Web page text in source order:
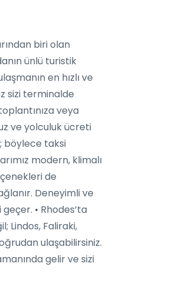
biri olan
ünlü turistik
en hızlı ve
sizi terminalde
veya
ve yolculuk ücreti
böylece taksi
modern, klimalı
de
Deneyimli ve
• Rhodes’ta
Lindos, Faliraki,
ulaşabilirsiniz.
gelir ve sizi